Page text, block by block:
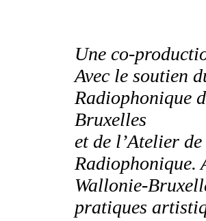
Une co-
Avec le soutien
Radiophonique
Bruxelles
et de l’Atelier
Radiophonique.
Wallonie-
pratiques